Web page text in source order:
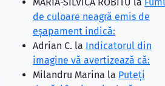
de culoare neagră emis de
eşapament indică:
Adrian C. la Indicatorul din
imagine vă avertizează că:
Milandru Marina la Puteţi